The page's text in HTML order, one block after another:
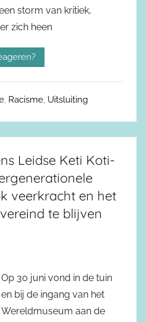
storm van kritiek,
zich heen
, Racisme, Uitsluiting
Leidse Keti Koti-
veerkracht en het
te blijven
Op 30 juni vond in de tuin
en bij de ingang van het
Wereldmuseum aan de